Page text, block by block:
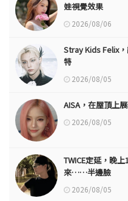
娃視覺效果
2026/08/06
Stray Kids Felix
特
2026/08/05
AISA，在屋頂上
2026/08/05
TWICE定延，晚
來……半邊臉
2026/08/05